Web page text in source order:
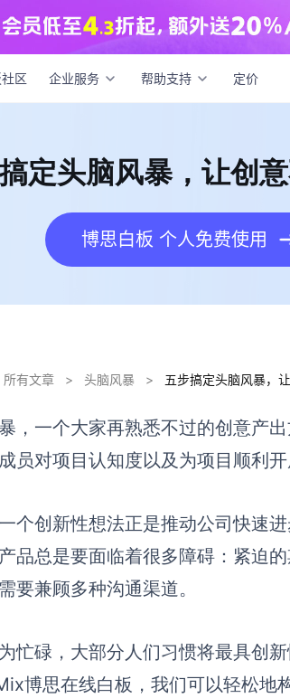
区 企业服务 帮助支持 定价
脑风暴，让创意不再困难！
定头脑风暴，让创意
博思白板 个人免费使用
有文章 > 头脑风暴 > 五步搞定头脑风暴，
，一个大家再熟悉不过的创意产
员对项目认知度以及为项目顺利开
个创新性想法正是推动公司快速
品总是要面临着很多障碍：紧迫
要兼顾多种沟通渠道。
忙碌，大部分人们习惯将最具创
博思在线白板，我们可以轻松地